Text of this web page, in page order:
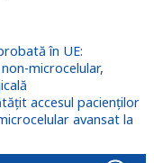
în UE:
microcelular,
accesul pacienților
avansat la